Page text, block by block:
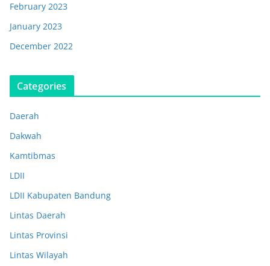
February 2023
January 2023
December 2022
Categories
Daerah
Dakwah
Kamtibmas
LDII
LDII Kabupaten Bandung
Lintas Daerah
Lintas Provinsi
Lintas Wilayah